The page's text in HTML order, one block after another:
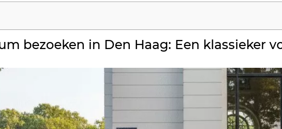
bezoeken in Den Haag: Een klassieker